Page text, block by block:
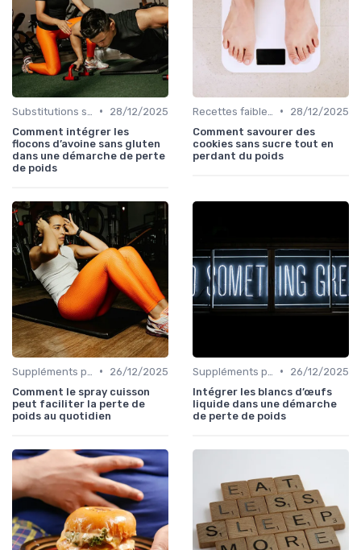
•
28/12/2025
Comment intégrer les
flocons d’avoine sans gluten
dans une démarche de perte
de poids
•
28/12/2025
Comment savourer des
cookies sans sucre tout en
perdant du poids
•
26/12/2025
Comment le spray cuisson
peut faciliter la perte de
poids au quotidien
•
26/12/2025
Intégrer les blancs d’œufs
liquide dans une démarche
de perte de poids